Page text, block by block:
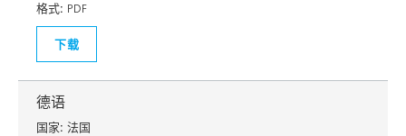
格式: PDF
下载
德语
国家: 法国